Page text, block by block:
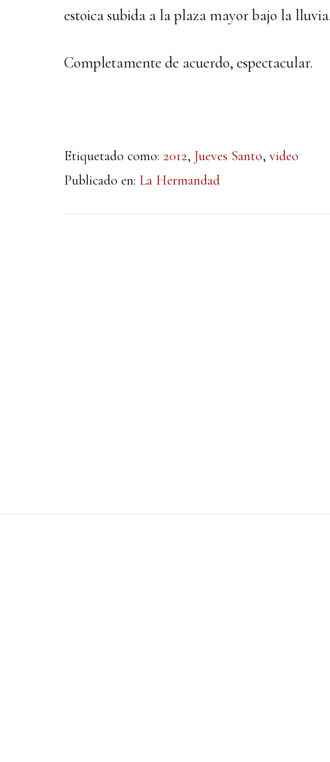
estoica subida a la plaza mayor bajo la
Completamente de acuerdo, espectacular.
Etiquetado como: 2012, Jueves Santo, video
Publicado en: La Hermandad